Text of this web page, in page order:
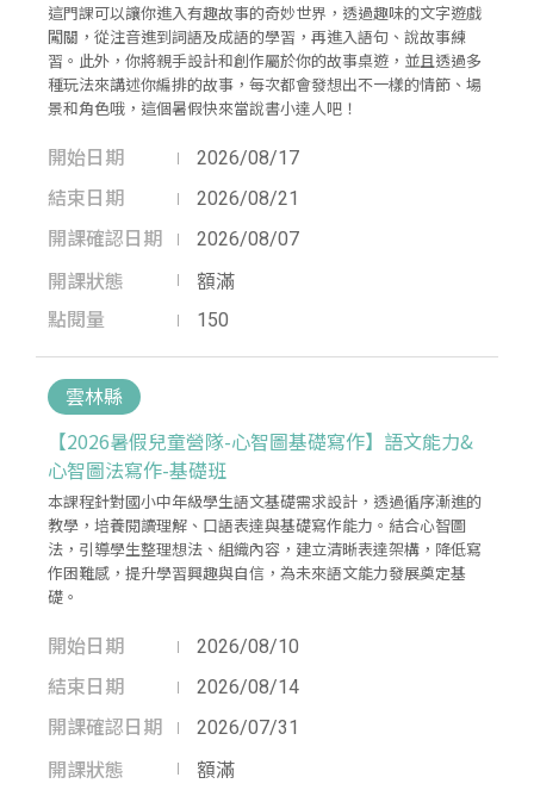
這門課可以讓你進入有趣故事的奇妙世界，透過趣味的文字遊戲
闖關，從注音進到詞語及成語的學習，再進入語句、說故事練
習。此外，你將親手設計和創作屬於你的故事桌遊，並且透過多
種玩法來講述你編排的故事，每次都會發想出不一樣的情節、場
景和角色哦，這個暑假快來當說書小達人吧！
開始日期
2026/08/17
結束日期
2026/08/21
開課確認日期
2026/08/07
開課狀態 額滿
點閱量 150
雲林縣
【2026暑假兒童營隊-心智圖基礎寫作】語文能力&
心智圖法寫作-基礎班
本課程針對國小中年級學生語文基礎需求設計，透過循序漸進的
教學，培養閱讀理解、口語表達與基礎寫作能力。結合心智圖
法，引導學生整理想法、組織內容，建立清晰表達架構，降低寫
作困難感，提升學習興趣與自信，為未來語文能力發展奠定基
礎。
開始日期
2026/08/10
結束日期
2026/08/14
開課確認日期
2026/07/31
開課狀態 額滿